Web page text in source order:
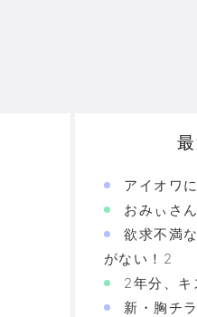
アイオワ
おみぃさ
欲求不満
がない！2
2年分、キ
新・胸チ